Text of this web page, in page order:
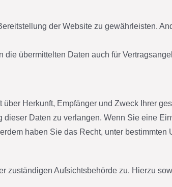
der Website zu gewährleisten.
übermittelten Daten auch für
Herkunft, Empfänger und Zweck Ihrer
Daten zu verlangen. Wenn Sie eine
haben Sie das Recht, unter
zuständigen Aufsichtsbehörde zu. Hierzu